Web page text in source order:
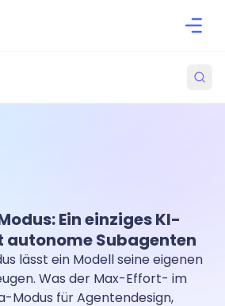
Ein einziges KI-
autonome Subagenten
lässt ein Modell seine eigenen
Was der Max-Effort- im
Modus für Agentendesign,